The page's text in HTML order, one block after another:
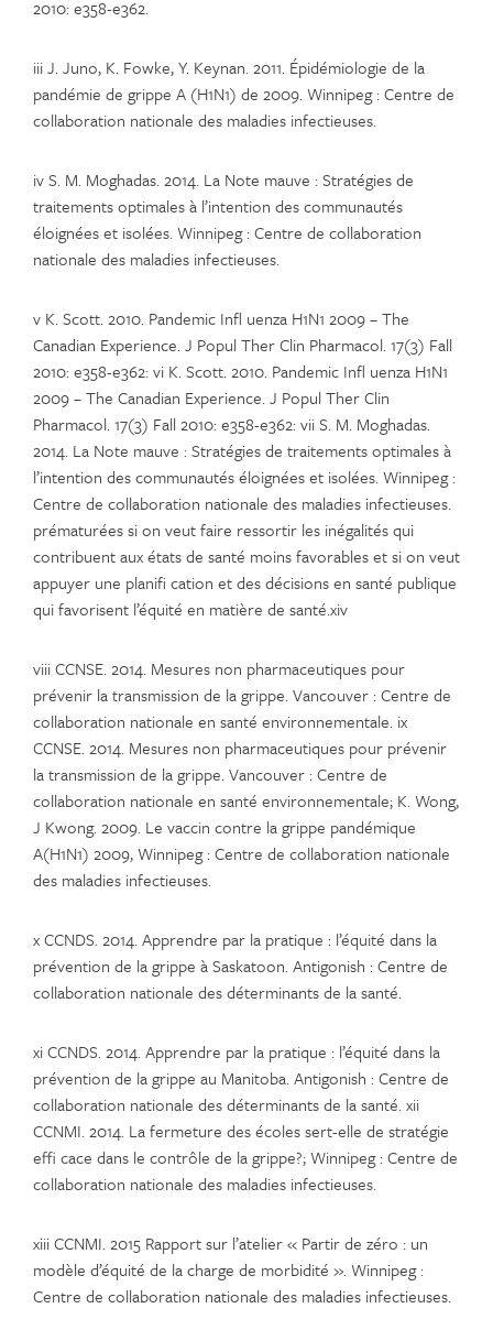
2010: e358-e362.
iii J. Juno, K. Fowke, Y. Keynan. 2011. Épidémiologie de la
pandémie de grippe A (H1N1) de 2009. Winnipeg : Centre de
collaboration nationale des maladies infectieuses.
iv S. M. Moghadas. 2014. La Note mauve : Stratégies de
traitements optimales à l’intention des communautés
éloignées et isolées. Winnipeg : Centre de collaboration
nationale des maladies infectieuses.
v K. Scott. 2010. Pandemic Infl uenza H1N1 2009 – The
Canadian Experience. J Popul Ther Clin Pharmacol. 17(3) Fall
2010: e358-e362: vi K. Scott. 2010. Pandemic Infl uenza H1N1
2009 – The Canadian Experience. J Popul Ther Clin
Pharmacol. 17(3) Fall 2010: e358-e362: vii S. M. Moghadas.
2014. La Note mauve : Stratégies de traitements optimales à
l’intention des communautés éloignées et isolées. Winnipeg :
Centre de collaboration nationale des maladies infectieuses.
prématurées si on veut faire ressortir les inégalités qui
contribuent aux états de santé moins favorables et si on veut
appuyer une planifi cation et des décisions en santé publique
qui favorisent l’équité en matière de santé.xiv
viii CCNSE. 2014. Mesures non pharmaceutiques pour
prévenir la transmission de la grippe. Vancouver : Centre de
collaboration nationale en santé environnementale. ix
CCNSE. 2014. Mesures non pharmaceutiques pour prévenir
la transmission de la grippe. Vancouver : Centre de
collaboration nationale en santé environnementale; K. Wong,
J Kwong. 2009. Le vaccin contre la grippe pandémique
A(H1N1) 2009, Winnipeg : Centre de collaboration nationale
des maladies infectieuses.
x CCNDS. 2014. Apprendre par la pratique : l’équité dans la
prévention de la grippe à Saskatoon. Antigonish : Centre de
collaboration nationale des déterminants de la santé.
xi CCNDS. 2014. Apprendre par la pratique : l’équité dans la
prévention de la grippe au Manitoba. Antigonish : Centre de
collaboration nationale des déterminants de la santé. xii
CCNMI. 2014. La fermeture des écoles sert-elle de stratégie
effi cace dans le contrôle de la grippe?; Winnipeg : Centre de
collaboration nationale des maladies infectieuses.
xiii CCNMI. 2015 Rapport sur l’atelier « Partir de zéro : un
modèle d’équité de la charge de morbidité ». Winnipeg :
Centre de collaboration nationale des maladies infectieuses.